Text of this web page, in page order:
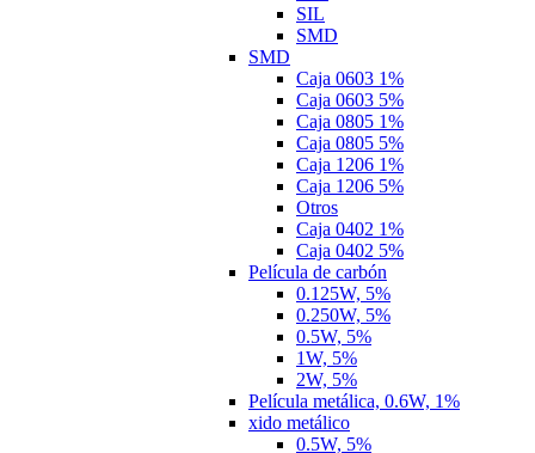
SIL
SMD
SMD
Caja 0603 1%
Caja 0603 5%
Caja 0805 1%
Caja 0805 5%
Caja 1206 1%
Caja 1206 5%
Otros
Caja 0402 1%
Caja 0402 5%
Película de carbón
0.125W, 5%
0.250W, 5%
0.5W, 5%
1W, 5%
2W, 5%
Película metálica, 0.6W, 1%
xido metálico
0.5W, 5%